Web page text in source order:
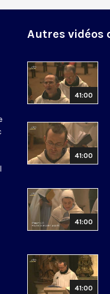
Autres vidéos
41:00
41:00
41:00
41:00